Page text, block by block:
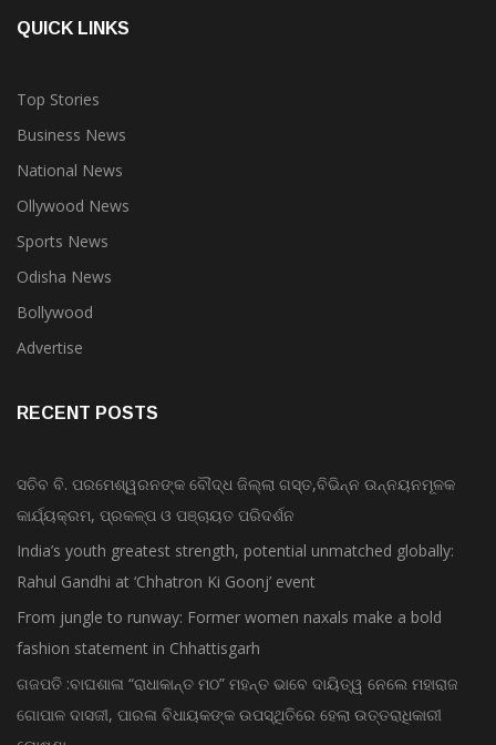
QUICK LINKS
Top Stories
Business News
National News
Ollywood News
Sports News
Odisha News
Bollywood
Advertise
RECENT POSTS
ସଚିବ ବି. ପରମେଶ୍ୱରନଙ୍କ ବୌଦ୍ଧ ଜିଲ୍ଲା ଗସ୍ତ,ବିଭିନ୍ନ ଉନ୍ନୟନମୂଳକ
କାର୍ଯ୍ୟକ୍ରମ, ପ୍ରକଳ୍ପ ଓ ପଞ୍ଚାୟତ ପରିଦର୍ଶନ
India’s youth greatest strength, potential unmatched globally:
Rahul Gandhi at ‘Chhatron Ki Goonj’ event
From jungle to runway: Former women naxals make a bold
fashion statement in Chhattisgarh
ଗଜପତି :ବାଘଶାଳା “ରାଧାକାନ୍ତ ମଠ” ମହନ୍ତ ଭାବେ ଦାୟିତ୍ୱ ନେଲେ ମହାରାଜ
ଗୋପାଳ ଦାସଜୀ, ପାରଳା ବିଧାୟକଙ୍କ ଉପସ୍ଥିତିରେ ହେଲା ଉତ୍ତରାଧିକାରୀ